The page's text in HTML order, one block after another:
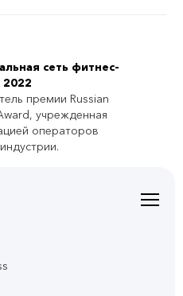
сеть фитнес-
2022
премии Russian
учрежденная
операторов